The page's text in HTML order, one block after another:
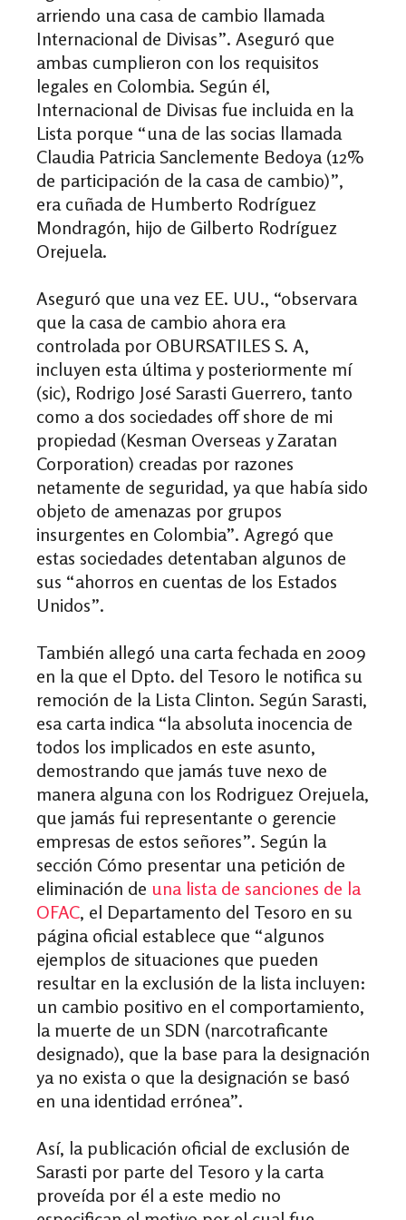
arriendo una casa de cambio llamada
Internacional de Divisas”. Aseguró que
ambas cumplieron con los requisitos
legales en Colombia. Según él,
Internacional de Divisas fue incluida en la
Lista porque “una de las socias llamada
Claudia Patricia Sanclemente Bedoya (12%
de participación de la casa de cambio)”,
era cuñada de Humberto Rodríguez
Mondragón, hijo de Gilberto Rodríguez
Orejuela.
Aseguró que una vez EE. UU., “observara
que la casa de cambio ahora era
controlada por OBURSATILES S. A,
incluyen esta última y posteriormente mí
(sic), Rodrigo José Sarasti Guerrero, tanto
como a dos sociedades off shore de mi
propiedad (Kesman Overseas y Zaratan
Corporation) creadas por razones
netamente de seguridad, ya que había sido
objeto de amenazas por grupos
insurgentes en Colombia”. Agregó que
estas sociedades detentaban algunos de
sus “ahorros en cuentas de los Estados
Unidos”.
También allegó una carta fechada en 2009
en la que el Dpto. del Tesoro le notifica su
remoción de la Lista Clinton. Según Sarasti,
esa carta indica “la absoluta inocencia de
todos los implicados en este asunto,
demostrando que jamás tuve nexo de
manera alguna con los Rodriguez Orejuela,
que jamás fui representante o gerencie
empresas de estos señores”. Según la
sección Cómo presentar una petición de
eliminación de una lista de sanciones de la
OFAC, el Departamento del Tesoro en su
página oficial establece que “algunos
ejemplos de situaciones que pueden
resultar en la exclusión de la lista incluyen:
un cambio positivo en el comportamiento,
la muerte de un SDN (narcotraficante
designado), que la base para la designación
ya no exista o que la designación se basó
en una identidad errónea”.
Así, la publicación oficial de exclusión de
Sarasti por parte del Tesoro y la carta
proveída por él a este medio no